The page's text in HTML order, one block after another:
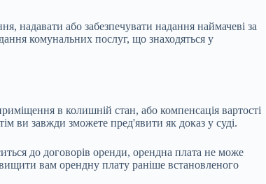
надавати або забезпечувати надання наймачеві за
комунальних послуг, що знаходяться у
в колишній стан, або компенсація вартості
ви завжди зможете пред'явити як доказ у суді.
до договорів оренди, орендна плата не може
вам орендну плату раніше встановленого